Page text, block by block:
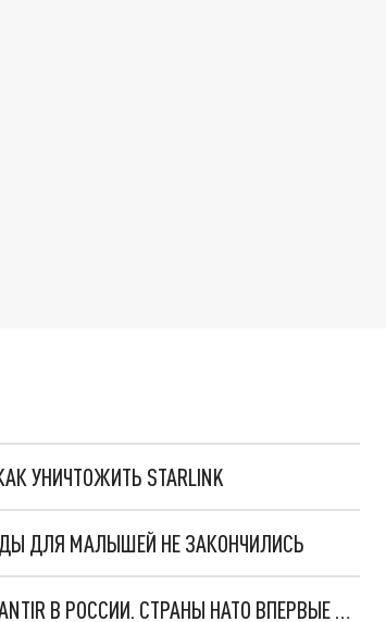
УНИЧТОЖИТЬ STARLINK
ДЛЯ МАЛЫШЕЙ НЕ ЗАКОНЧИЛИСЬ
"ОЧЕНЬ ПЛОХИЕ НОВОСТИ": БОЛЬШАЯ ОШИБКА PALANTIR В РОССИИ. СТРАНЫ НАТО ВПЕРВЫЕ ЗА СВО ОСТАНОВИЛИ ПОСТАВКИ ОРУЖИЯ. ВСУ ТЕРЯЮТ ПРИГРАНИЧЬЕ?